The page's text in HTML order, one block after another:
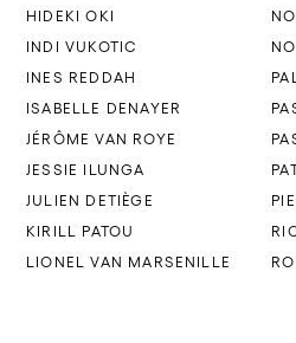
HIDEKI OKI
INDI VUKOTIC
INES REDDAH
ISABELLE DENAYER
JÉRÔME VAN ROYE
JESSIE ILUNGA
JULIEN DETIÈGE
KIRILL PATOU
LIONEL VAN MARSENILLE